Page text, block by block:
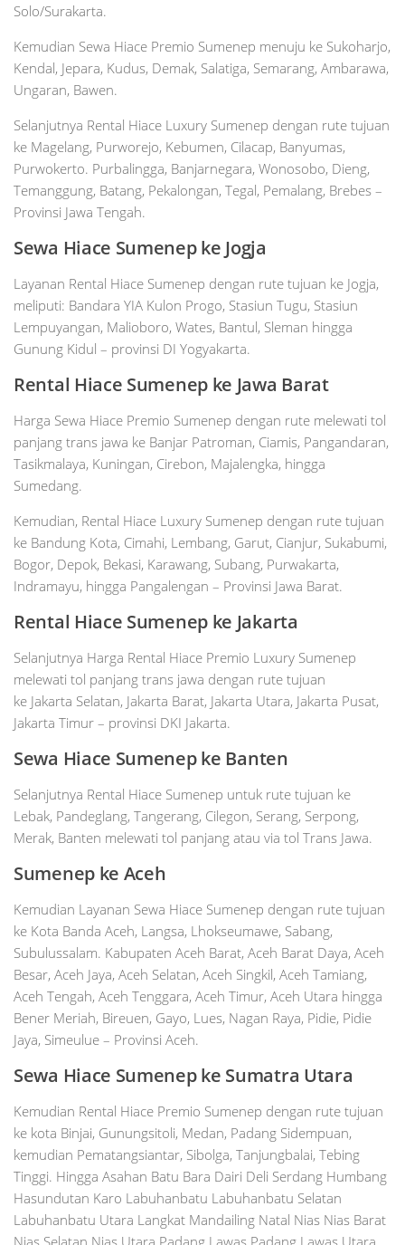
Solo/Surakarta.
Kemudian Sewa Hiace Premio Sumenep menuju ke Sukoharjo,
Kendal, Jepara, Kudus, Demak, Salatiga, Semarang, Ambarawa,
Ungaran, Bawen.
Selanjutnya Rental Hiace Luxury Sumenep dengan rute tujuan
ke Magelang, Purworejo, Kebumen, Cilacap, Banyumas,
Purwokerto. Purbalingga, Banjarnegara, Wonosobo, Dieng,
Temanggung, Batang, Pekalongan, Tegal, Pemalang, Brebes –
Provinsi Jawa Tengah.
Sewa Hiace Sumenep ke Jogja
Layanan Rental Hiace Sumenep dengan rute tujuan ke Jogja,
meliputi: Bandara YIA Kulon Progo, Stasiun Tugu, Stasiun
Lempuyangan, Malioboro, Wates, Bantul, Sleman hingga
Gunung Kidul – provinsi DI Yogyakarta.
Rental Hiace Sumenep ke Jawa Barat
Harga Sewa Hiace Premio Sumenep dengan rute melewati tol
panjang trans jawa ke Banjar Patroman, Ciamis, Pangandaran,
Tasikmalaya, Kuningan, Cirebon, Majalengka, hingga
Sumedang.
Kemudian, Rental Hiace Luxury Sumenep dengan rute tujuan
ke Bandung Kota, Cimahi, Lembang, Garut, Cianjur, Sukabumi,
Bogor, Depok, Bekasi, Karawang, Subang, Purwakarta,
Indramayu, hingga Pangalengan – Provinsi Jawa Barat.
Rental Hiace Sumenep ke Jakarta
Selanjutnya Harga Rental Hiace Premio Luxury Sumenep
melewati tol panjang trans jawa dengan rute tujuan
ke Jakarta Selatan, Jakarta Barat, Jakarta Utara, Jakarta Pusat,
Jakarta Timur – provinsi DKI Jakarta.
Sewa Hiace Sumenep ke Banten
Selanjutnya Rental Hiace Sumenep untuk rute tujuan ke
Lebak, Pandeglang, Tangerang, Cilegon, Serang, Serpong,
Merak, Banten melewati tol panjang atau via tol Trans Jawa.
Sumenep ke Aceh
Kemudian Layanan Sewa Hiace Sumenep dengan rute tujuan
ke Kota Banda Aceh, Langsa, Lhokseumawe, Sabang,
Subulussalam. Kabupaten Aceh Barat, Aceh Barat Daya, Aceh
Besar, Aceh Jaya, Aceh Selatan, Aceh Singkil, Aceh Tamiang,
Aceh Tengah, Aceh Tenggara, Aceh Timur, Aceh Utara hingga
Bener Meriah, Bireuen, Gayo, Lues, Nagan Raya, Pidie, Pidie
Jaya, Simeulue – Provinsi Aceh.
Sewa Hiace Sumenep ke Sumatra Utara
Kemudian Rental Hiace Premio Sumenep dengan rute tujuan
ke kota Binjai, Gunungsitoli, Medan, Padang Sidempuan,
kemudian Pematangsiantar, Sibolga, Tanjungbalai, Tebing
Tinggi. Hingga Asahan Batu Bara Dairi Deli Serdang Humbang
Hasundutan Karo Labuhanbatu Labuhanbatu Selatan
Labuhanbatu Utara Langkat Mandailing Natal Nias Nias Barat
Nias Selatan Nias Utara Padang Lawas Padang Lawas Utara